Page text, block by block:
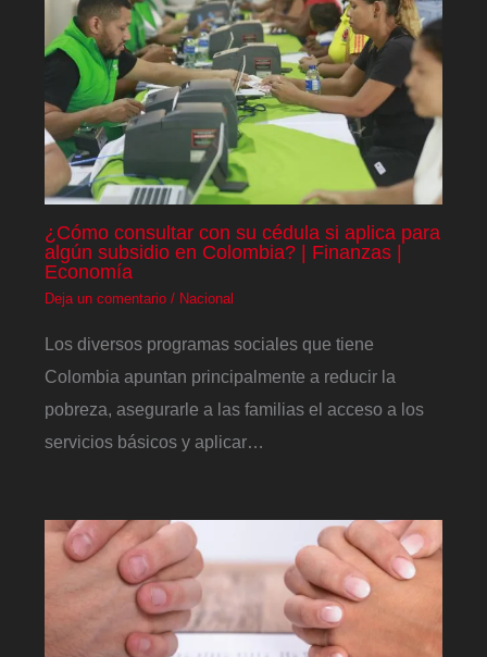
¿Cómo consultar con su cédula si aplica para
algún subsidio en Colombia? | Finanzas |
Economía
Deja un comentario / Nacional
Los diversos programas sociales que tiene
Colombia apuntan principalmente a reducir la
pobreza, asegurarle a las familias el acceso a los
servicios básicos y aplicar…